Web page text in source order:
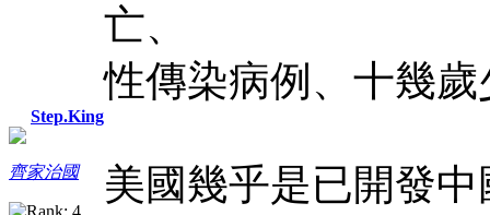
Step.King
齊家治國
亡、
性傳染病例、十幾
美國幾乎是已開發